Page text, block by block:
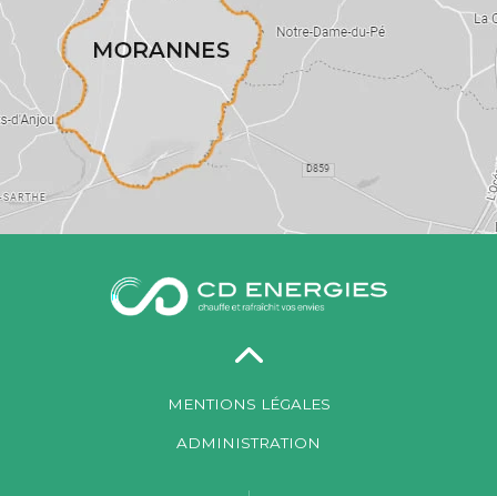
MENTIONS LÉGALES
ADMINISTRATION